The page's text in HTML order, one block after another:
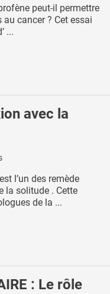
peut-il permettre
cancer ? Cet essai
...
avec la
l’un des remède
la solitude . Cette
de la ...
: Le rôle